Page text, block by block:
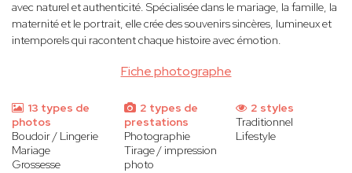
Fiche photographe
avec naturel et authenticité. Spécialisée dans le mariage, la famille, la
maternité et le portrait, elle crée des souvenirs sincères, lumineux et
intemporels qui racontent chaque histoire avec émotion.
13 types de
photos
Boudoir / Lingerie
Mariage
Grossesse
2 types de
prestations
Photographie
Tirage / impression
photo
2 styles
Traditionnel
Lifestyle